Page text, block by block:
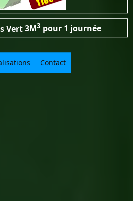
Vert3M3 pour 1 journée
Contact